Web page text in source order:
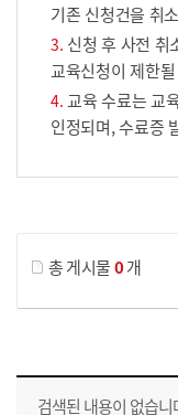
기존 신청건을 취
신청 후 사전 취
교육신청이 제한
교육 수료는 교
인정되며, 수료증
총 게시물0개
교육신청 목록을 나타낸 표로 회차, 지역, 접수기간, 교육기간, 교육장소, 신청인원/모집인원, 상태로 나뉘어 설명합니다.
검색된 내용이 없습니